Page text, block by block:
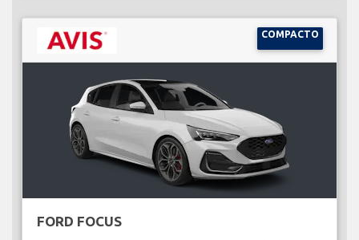
COMPACTO
FORD FOCUS